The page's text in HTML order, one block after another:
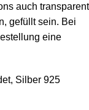
auch transparent
gefüllt sein. Bei
eine
Silber 925